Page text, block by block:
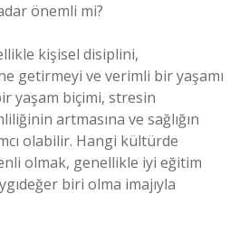
önemli mi?
kişisel disiplini,
getirmeyi ve verimli bir yaşamı
yaşam biçimi, stresin
artmasına ve sağlığın
olabilir. Hangi kültürde
olmak, genellikle iyi eğitim
biri olma imajıyla